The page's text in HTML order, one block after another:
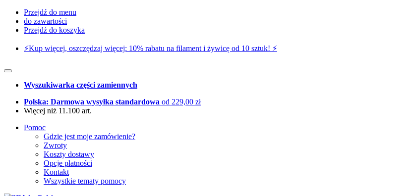
Przejdź do menu
do zawartości
Przejdź do koszyka
⚡️Kup więcej, oszczędzaj więcej: 10% rabatu na filament i żywicę od 10 sztuk! ⚡️
Wyszukiwarka części zamiennych
Polska: Darmowa wysyłka standardowa od 229,00 zł
Więcej niż 11.100 art.
Pomoc
Gdzie jest moje zamówienie?
Zwroty
Koszty dostawy
Opcje płatności
Kontakt
Wszystkie tematy pomocy